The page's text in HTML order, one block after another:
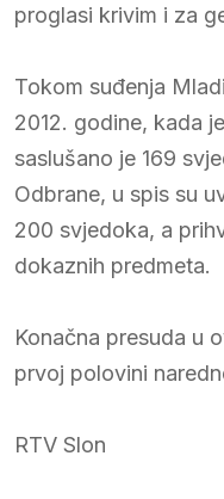
proglasi krivim i za
Tokom suđenja
2012. godine, kada
saslušano je 169
Odbrane, u spis su
200 svjedoka, a
dokaznih predmeta.
Konačna presuda u
prvoj polovini
RTV Slon